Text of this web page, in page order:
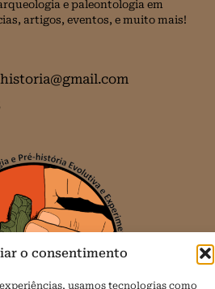
o consentimento
usamos tecnologias como
e paleontologia em
artigos, eventos, e muito mais!